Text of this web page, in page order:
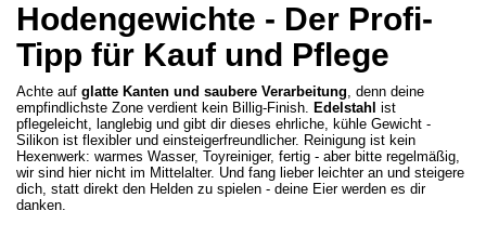
Hodengewichte - Der Profi-
Tipp für Kauf und Pflege
Achte auf glatte Kanten und saubere Verarbeitung, denn deine
empfindlichste Zone verdient kein Billig-Finish. Edelstahl ist
pflegeleicht, langlebig und gibt dir dieses ehrliche, kühle Gewicht -
Silikon ist flexibler und einsteigerfreundlicher. Reinigung ist kein
Hexenwerk: warmes Wasser, Toyreiniger, fertig - aber bitte regelmäßig,
wir sind hier nicht im Mittelalter. Und fang lieber leichter an und steigere
dich, statt direkt den Helden zu spielen - deine Eier werden es dir
danken.